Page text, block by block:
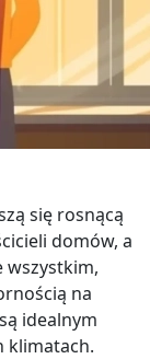
się rosnącą
domów, a
wszystkim,
na
idealnym
klimatach.